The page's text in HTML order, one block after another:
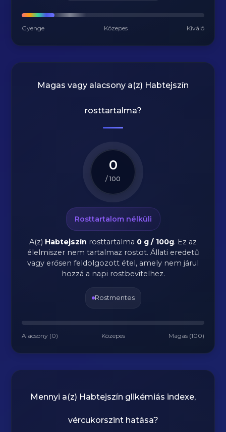
Gyenge Közepes Kiváló
Magas vagy alacsony a(z) Habtejszín
rosttartalma?
0
/ 100
Rosttartalom nélküli
A(z) Habtejszín rosttartalma 0 g / 100g. Ez az
élelmiszer nem tartalmaz rostot. Állati eredetű
vagy erősen feldolgozott étel, amely nem járul
hozzá a napi rostbevitelhez.
Rostmentes
Alacsony (0) Közepes Magas (100)
Mennyi a(z) Habtejszín glikémiás indexe,
vércukorszint hatása?